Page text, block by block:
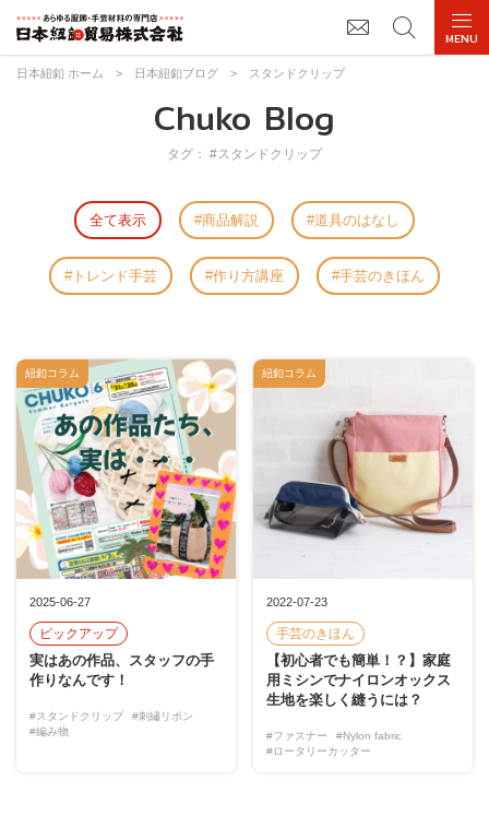
日本紐釦 ホーム > 日本紐釦ブログ > スタンドクリップ
Chuko Blog
タグ： #スタンドクリップ
全て表示 商品解説 道具のはなし
トレンド手芸 作り方講座 手芸のきほん
2025-06-27
ピックアップ
実はあの作品、スタッフの手
作りなんです！
#スタンドクリップ
#刺繡リボン
#編み物
紐釦コラム
2022-07-23
手芸のきほん
【初心者でも簡単！？】家庭
用ミシンでナイロンオックス
生地を楽しく縫うには？
#ファスナー
#Nylon fabric
#ロータリーカッター
紐釦コラム